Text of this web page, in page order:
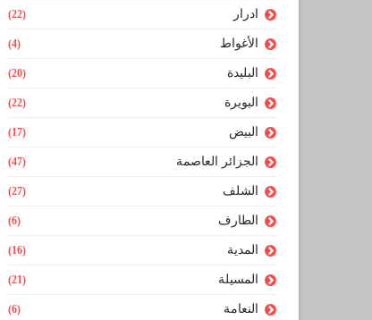
ادرار (22)
الأغواط (4)
البليدة (20)
البويرة (22)
البيض (17)
الجزائر العاصمة (47)
الشلف (27)
الطارف (6)
المدية (16)
المسيلة (21)
النعامة (6)